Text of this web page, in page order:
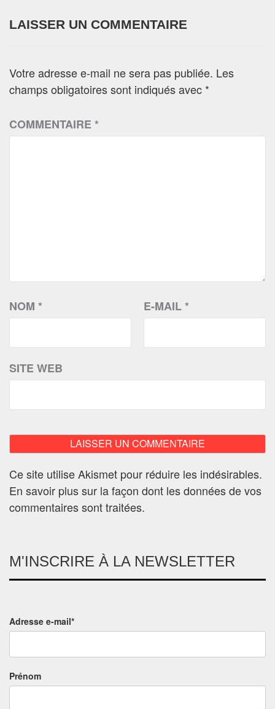
LAISSER UN COMMENTAIRE
Votre adresse e-mail ne sera pas publiée. Les
champs obligatoires sont indiqués avec *
COMMENTAIRE*
NOM * E-MAIL*
SITE WEB
Ce site utilise Akismet pour réduire les indésirables.
En savoir plus sur la façon dont les données de vos
commentaires sont traitées.
M'INSCRIRE À LA NEWSLETTER
Adresse e-mail*
Prénom